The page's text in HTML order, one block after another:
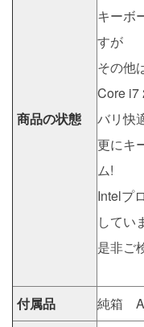
商品の状態
キーボ
すが
その他
Core i7
バリ快
更にキ
ム!
Intelプ
してい
是非ご
付属品
純箱